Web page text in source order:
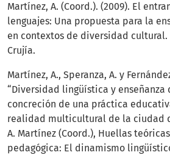
Martínez, A. (Coord.). (2009). El
lenguajes: Una propuesta para la
en contextos de diversidad cultural.
Crujía.
Martínez, A., Speranza, A. y
“Diversidad lingüística y enseñanza
concreción de una práctica
realidad multicultural de la ciudad
A. Martínez (Coord.), Huellas
pedagógica: El dinamismo